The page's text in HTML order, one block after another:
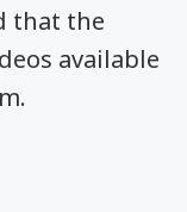
that the
available